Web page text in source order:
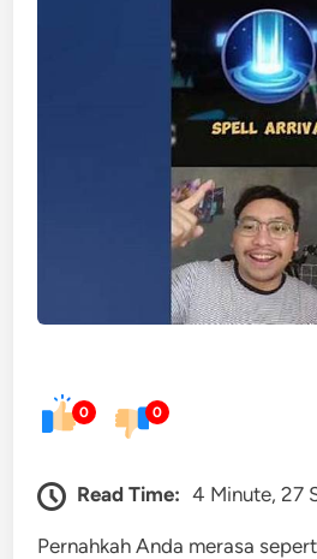
0 0
Read Time: 4 Minute, 27
Pernahkah Anda merasa